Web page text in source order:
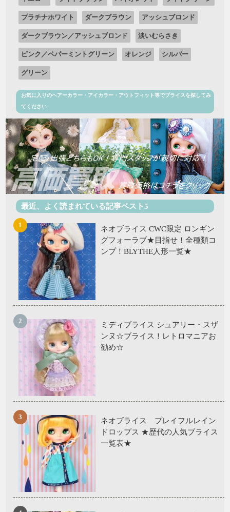
プラチナホワイト ダークブラウン アッシュブロンド
ダークブラウン／アッシュブロンド 淡いむらさき
ピンク／ペパーミントグリーン オレンジ シルバー
グリーン
お気に入りのヘアーカラー・アイカラー・アウトフィット等でブライスを探してみ
てください
最近、よく読まれている記事ベスト5
ネオブライス CWC限定 ロンギン
グフォーラブ★目指せ！全種類コ
ンプ！BLYTHE人形一覧★
ミディブライス シュアリー・スザ
ンヌ☆ブライス！レトロマニアお
勧め☆
ネオブライス プレイフルレイン
ドロップス ★歴代の人気ブライス
一覧表★